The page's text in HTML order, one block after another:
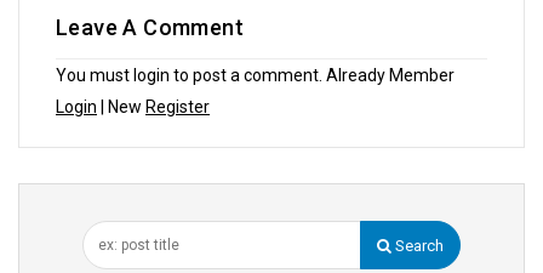
Leave A Comment
You must login to post a comment. Already Member
Login | New Register
Search